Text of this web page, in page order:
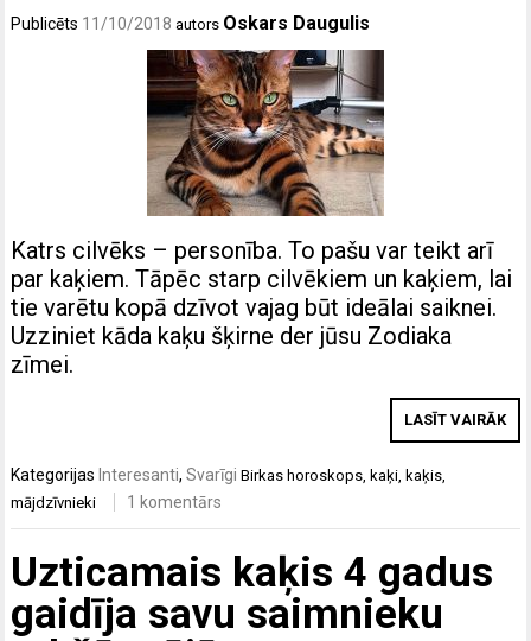
Publicēts 11/10/2018 autors Oskars Daugulis
Katrs cilvēks – personība. To pašu var teikt arī
par kaķiem. Tāpēc starp cilvēkiem un kaķiem, lai
tie varētu kopā dzīvot vajag būt ideālai saiknei.
Uzziniet kāda kaķu šķirne der jūsu Zodiaka
zīmei.
LASĪT VAIRĀK
KategorijasInteresanti,Svarīgi Birkashoroskops ,kaķi ,kaķis
mājdzīvnieki
1 komentārs
Uzticamais kaķis 4 gadus
gaidīja savu saimnieku